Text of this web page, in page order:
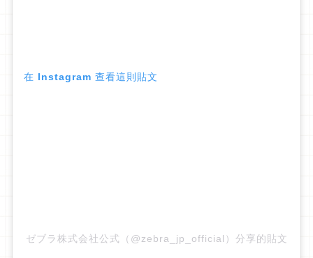
在 Instagram 查看這則貼文
ゼブラ株式会社公式（@zebra_jp_official）分享的貼文